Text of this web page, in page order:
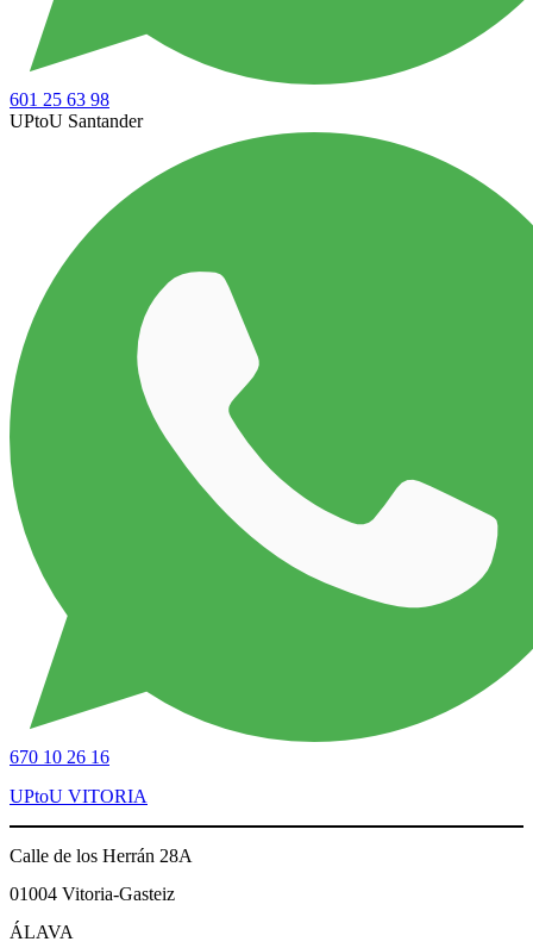
601 25 63 98
UPtoU Santander
670 10 26 16
UPtoU VITORIA
Calle de los Herrán 28A
01004 Vitoria-Gasteiz
ÁLAVA